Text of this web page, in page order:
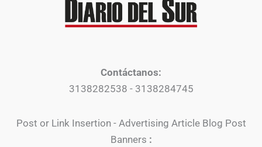
Contáctanos:
3138282538 - 3138284745
Post or Link Insertion - Advertising Article Blog Post
Banners :